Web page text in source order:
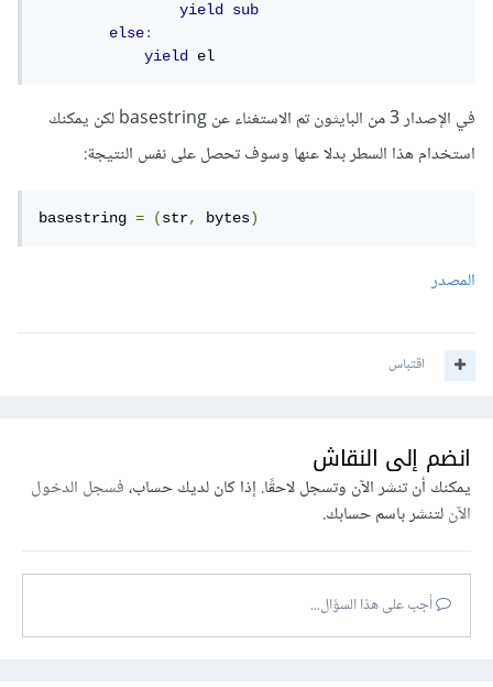
yield
sub
else:
yield el
في الإصدار 3 من البايثون تم الاستغناء عن basestring لكن يمكنك
استخدام هذا السطر بدلا عنها وسوف تحصل على نفس النتيجة:
basestring = (str, bytes)
المصدر
اقتباس
انضم إلى النقاش
يمكنك أن تنشر الآن وتسجل لاحقًا. إذا كان لديك حساب،فسجل الدخول
الآنلتنشر باسم حسابك.
أجب على هذا السؤال...